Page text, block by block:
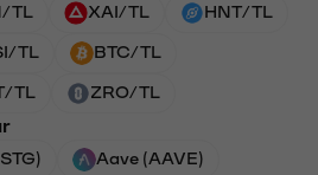
TL XAI/TL HNT/TL
TL BTC/TL
TL ZRO/TL
Aave (AAVE)